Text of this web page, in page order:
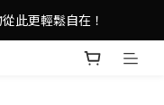
HK$50 購物金禮遇！
此更輕鬆自在！
HK$50 購物金禮遇！